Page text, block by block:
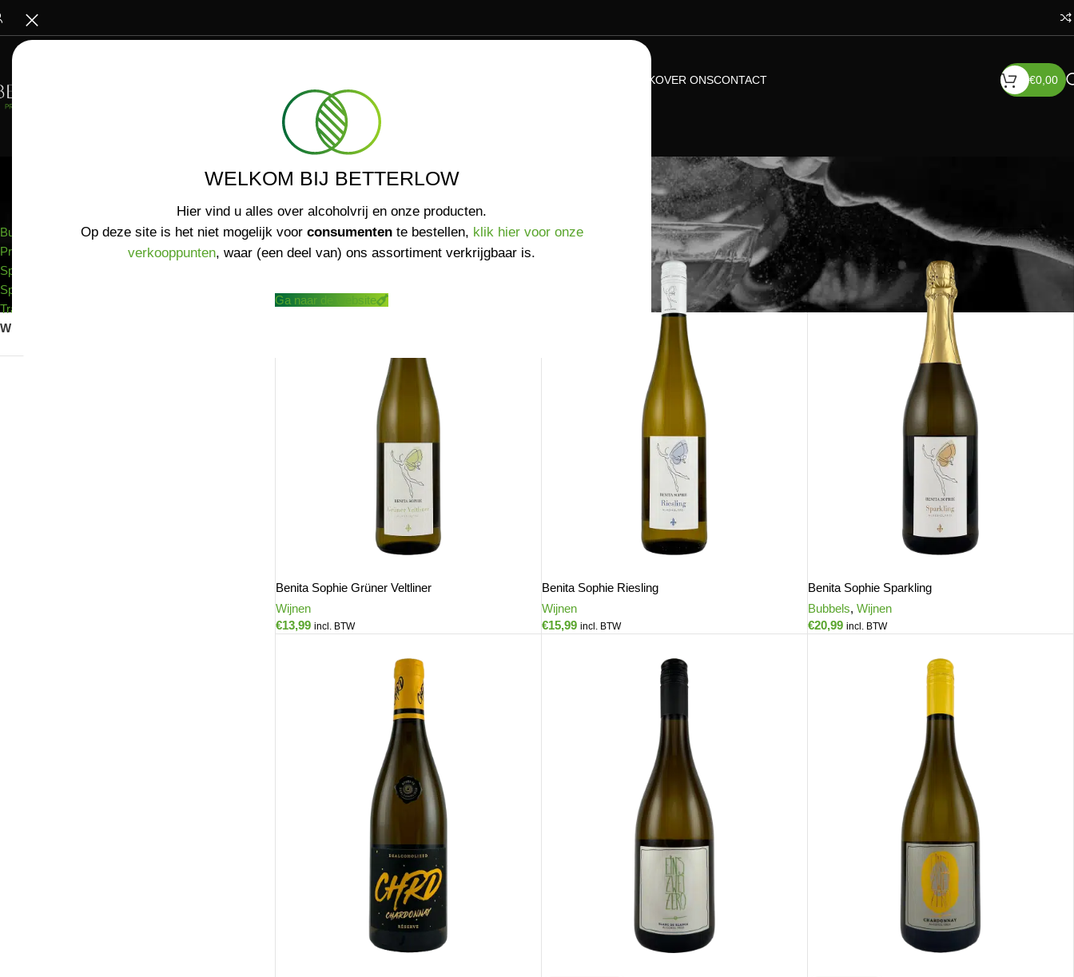
WELKOM BIJ BETTERLOW
Hier vind u alles over alcoholvrij en onze producten.
Op deze site is het niet mogelijk voor consumentente bestellen, klik hier voor onze
verkooppunten, waar (een deel van) ons assortiment verkrijgbaar is.
Ga naar de website
KENNISBANKOVER ONSCONTACT €0,00
Bubbels
Proxy / Botanical
Sparkling Tea
Spirits
Traubensecco's
Wijnen
Toon 12 24 36 48
Benita Sophie Grüner Veltliner
Wijnen
€13,99 incl. BTW
Benita Sophie Riesling
Wijnen
€15,99 incl. BTW
Benita Sophie Sparkling
Bubbels, Wijnen
€20,99 incl. BTW